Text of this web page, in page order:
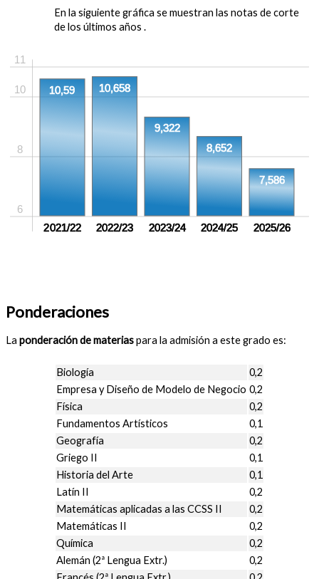
En la siguiente gráfica se muestran las notas de corte
de los últimos años .
11
6
8
10 10,59 10,658
9,322
8,652
7,586
2021/22 2022/23 2023/24 2024/25 2025/26
Ponderaciones
La ponderación de materiaspara la admisión a este grado es:
Biología
0,2
Empresa y Diseño de Modelo de Negocio 0,2
Física
0,2
Fundamentos Artísticos
0,1
Geografía
0,2
Griego II
0,1
Historia del Arte
0,1
Latín II
0,2
Matemáticas aplicadas a las CCSS II
0,2
Matemáticas II
0,2
Química
0,2
Alemán (2ª Lengua Extr.)
0,2